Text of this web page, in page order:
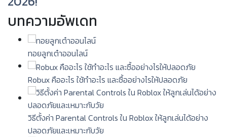
บทความอัพเดท
ทอยลูกเต๋าออนไลน์
Robux คืออะไร ใช้ทำอะไร และซื้ออย่างไรให้ปลอดภัย
วิธีตั้งค่า Parental Controls ใน Roblox ให้ลูกเล่นได้อย่าง
ปลอดภัยและเหมาะกับวัย